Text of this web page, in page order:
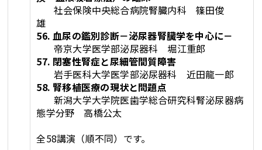
社会保険中央総合病院腎臓内科 篠田俊
雄
56. 血尿の鑑別診断－泌尿器腎臓学を中心に－
帝京大学医学部泌尿器科 堀江重郎
57. 閉塞性腎症と尿細管間質障害
岩手医科大学医学部泌尿器科 近田龍一郎
58. 腎移植医療の現状と問題点
新潟大学大学院医歯学総合研究科腎泌尿器病
態学分野 高橋公太
全58講演（順不同）です。